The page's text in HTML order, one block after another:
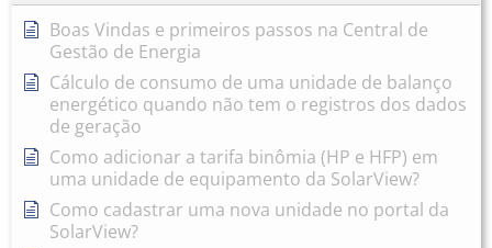
Boas Vindas e primeiros passos na Central de
Gestão de Energia
Cálculo de consumo de uma unidade de balanço
energético quando não tem o registros dos dados
de geração
Como adicionar a tarifa binômia (HP e HFP) em
uma unidade de equipamento da SolarView?
Como cadastrar uma nova unidade no portal da
SolarView?